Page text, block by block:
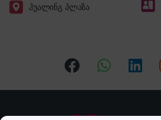
ჰუალინგ პლაზა